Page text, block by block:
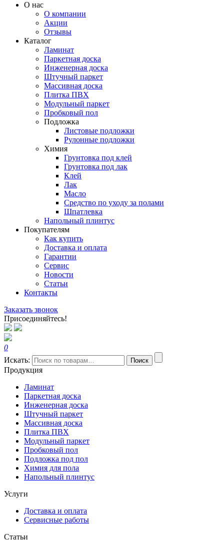
О нас
О компании
Акции
Отзывы
Каталог
Ламинат
Паркетная доска
Инженерная доска
Штучный паркет
Массивная доска
Плитка ПВХ
Модульный паркет
Пробковый пол
Подложка
Листовые подложки
Рулонные подложки
Химия
Грунтовка под клей
Грунтовка под лак
Клей
Лак
Масло
Средство по уходу за полами
Шпатлевка
Напольный плинтус
Покупателям
Как купить
Доставка и оплата
Гарантии
Сервис
Новости
Статьи
Контакты
Заказать звонок
Присоединяйтесь!
0
Искать:
Поиск
Продукция
Ламинат
Паркетная доска
Инженерная доска
Штучный паркет
Массивная доска
Плитка ПВХ
Модульный паркет
Пробковый пол
Подложка под пол
Химия для пола
Напольный плинтус
Услуги
Доставка и оплата
Сервисные работы
Статьи